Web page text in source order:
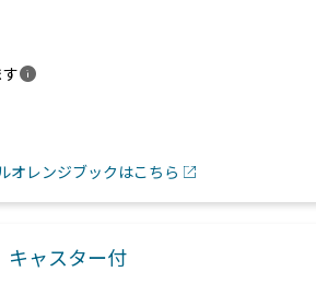
info
オレンジブックはこちら
ャスター付